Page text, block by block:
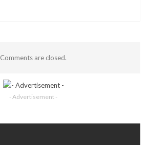
Comments are closed.
- Advertisement -